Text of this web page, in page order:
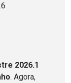
2026.1
. Agora,